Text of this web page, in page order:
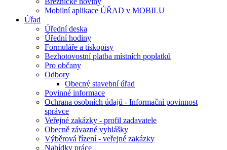
Mobilní aplikace ÚŘAD v MOBILU
Úřad
Úřední deska
Úřední hodiny
Formuláře a tiskopisy
Bezhotovostní platba místních poplatků
Pro občany
Odbory
Obecný stavební úřad
Povinné informace
Ochrana osobních údajů - Informační povinnost
správce
Veřejné zakázky - profil zadavatele
Obecně závazné vyhlášky
Výběrová řízení - veřejné zakázky
Nabídky práce